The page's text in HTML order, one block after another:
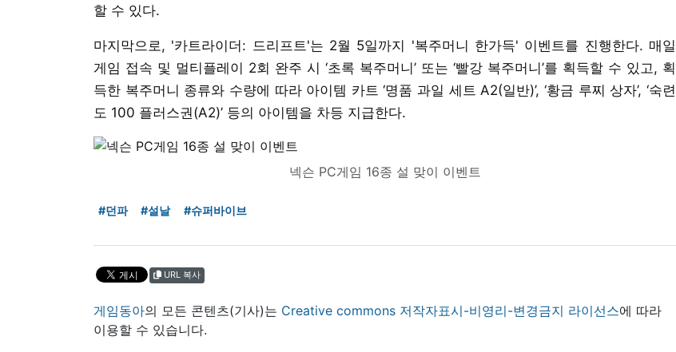
할 수 있다.
마지막으로, '카트라이더: 드리프트'는 2월 5일까지 '복주머니 한가득' 이벤트를 진행한다. 매일
게임 접속 및 멀티플레이 2회 완주 시 ‘초록 복주머니’ 또는 ‘빨강 복주머니’를 획득할 수 있고, 획
득한 복주머니 종류와 수량에 따라 아이템 카트 ‘명품 과일 세트 A2(일반)’, ‘황금 루찌 상자’, ‘숙련
도 100 플러스권(A2)’ 등의 아이템을 차등 지급한다.
넥슨 PC게임 16종 설 맞이 이벤트
#던파 #설날 #슈퍼바이브
URL 복사
게임동아의 모든 콘텐츠(기사)는 Creative commons 저작자표시-비영리-변경금지 라이선스에 따라
이용할 수 있습니다.